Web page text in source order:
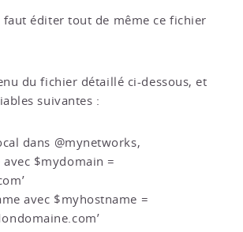
éditer tout de même ce fichier
du fichier détaillé ci-dessous, et
suivantes :
dans @mynetworks,
$mydomain =
avec $myhostname =